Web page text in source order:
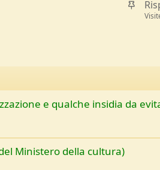
I
d
z
e qualche insidia da
Ministero della cultura)